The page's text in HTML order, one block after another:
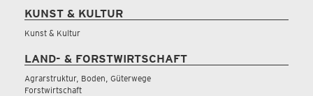
KUNST & KULTUR
Kunst & Kultur
LAND- & FORSTWIRTSCHAFT
Agrarstruktur, Boden, Güterwege
Forstwirtschaft